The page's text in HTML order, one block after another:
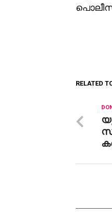
RELATED